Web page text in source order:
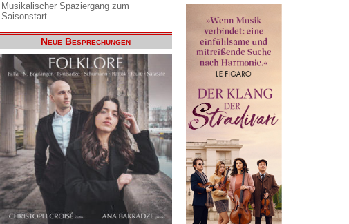
Musikalischer Spaziergang zum
Saisonstart
Neue Besprechungen